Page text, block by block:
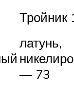
Тройник
латунь,
— 73